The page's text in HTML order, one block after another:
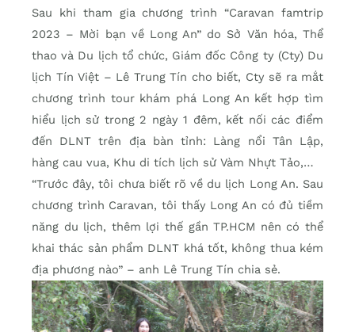
Sau khi tham gia chương trình “Caravan famtrip
2023 – Mời bạn về Long An” do Sở Văn hóa, Thể
thao và Du lịch tổ chức, Giám đốc Công ty (Cty) Du
lịch Tín Việt – Lê Trung Tín cho biết, Cty sẽ ra mắt
chương trình tour khám phá Long An kết hợp tìm
hiểu lịch sử trong 2 ngày 1 đêm, kết nối các điểm
đến DLNT trên địa bàn tỉnh: Làng nổi Tân Lập,
hàng cau vua, Khu di tích lịch sử Vàm Nhựt Tảo,…
“Trước đây, tôi chưa biết rõ về du lịch Long An. Sau
chương trình Caravan, tôi thấy Long An có đủ tiềm
năng du lịch, thêm lợi thế gần TP.HCM nên có thể
khai thác sản phẩm DLNT khá tốt, không thua kém
địa phương nào” – anh Lê Trung Tín chia sẻ.